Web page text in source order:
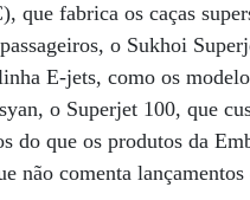
que fabrica os caças
o Sukhoi
E-jets, como os
o Superjet 100, que
do que os produtos da
não comenta